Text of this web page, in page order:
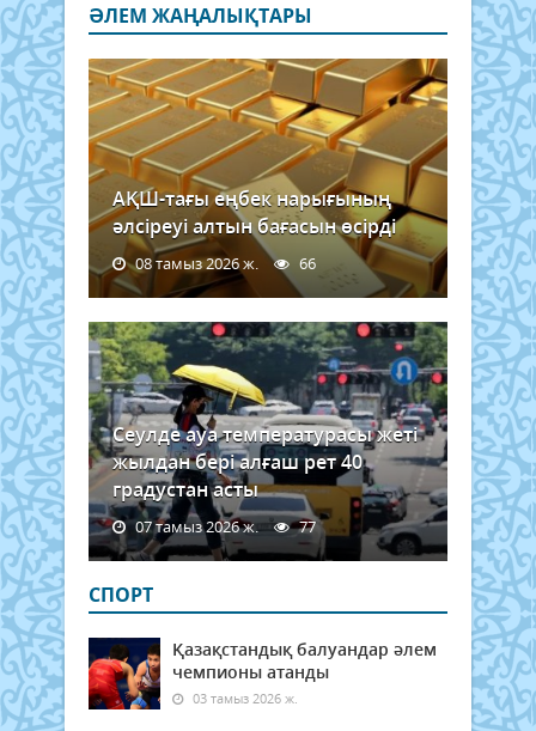
ӘЛЕМ ЖАҢАЛЫҚТАРЫ
АҚШ-тағы еңбек нарығының
әлсіреуі алтын бағасын өсірді
08 тамыз 2026 ж. 66
Сеулде ауа температурасы жеті
жылдан бері алғаш рет 40
градустан асты
07 тамыз 2026 ж. 77
СПОРТ
Қазақстандық балуандар әлем
чемпионы атанды
03 тамыз 2026 ж.